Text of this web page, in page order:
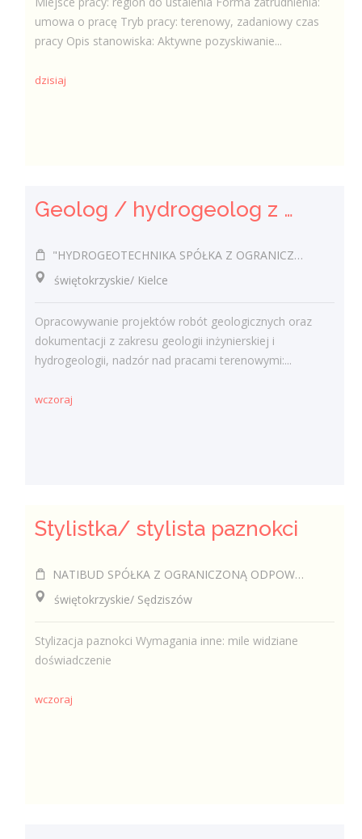
umowa o pracę Tryb pracy: terenowy, zadaniowy czas
pracy Opis stanowiska: Aktywne pozyskiwanie...
dzisiaj
Geolog / hydrogeolog z uprawnieniami (k/m)
"HYDROGEOTECHNIKA SPÓŁKA Z OGRANICZONĄ ODPOWIEDZIALNOŚCIĄ".
świętokrzyskie/ Kielce
Opracowywanie projektów robót geologicznych oraz
dokumentacji z zakresu geologii inżynierskiej i
hydrogeologii, nadzór nad pracami terenowymi:...
wczoraj
Stylistka/ stylista paznokci
NATIBUD SPÓŁKA Z OGRANICZONĄ ODPOWIEDZIALNOŚCIĄ
świętokrzyskie/ Sędziszów
Stylizacja paznokci Wymagania inne: mile widziane
doświadczenie
wczoraj